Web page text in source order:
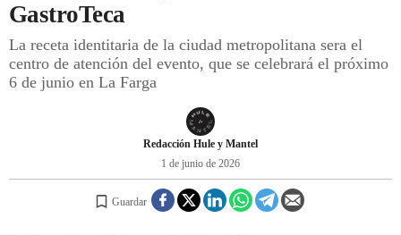
ÍDOLOS DE MESAS
CUADERNO DE VIAJE
TRADICIÓN
GastroTeca
La receta identitaria de la ciudad metropolitana sera el
centro de atención del evento, que se celebrará el próximo
6 de junio en La Farga
Redacción Hule y Mantel
1 de junio de 2026
Guardar